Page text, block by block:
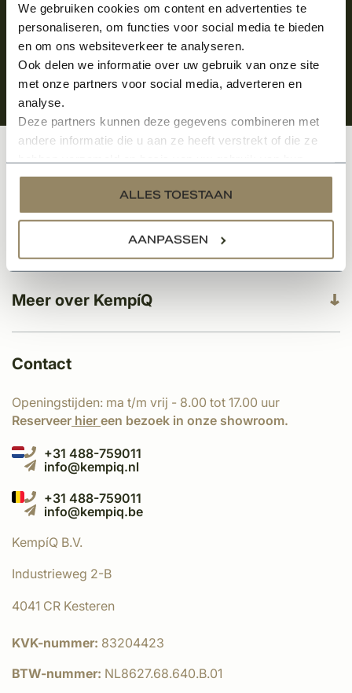
We gebruiken cookies om content en advertenties te
personaliseren, om functies voor social media te bieden
en om ons websiteverkeer te analyseren.
Ook delen we informatie over uw gebruik van onze site
met onze partners voor social media, adverteren en
analyse.
Deze partners kunnen deze gegevens combineren met
andere informatie die u aan ze heeft verstrekt of die ze
services.
ALLES TOESTAAN
AANPASSEN
Meer over KempíQ
Klantenservice
Contact
Openingstijden: ma t/m vrij - 8.00 tot 17.00 uur
Reserveer hier een bezoek in onze showroom.
+31 488-759011
info@kempiq.nl
+31 488-759011
info@kempiq.be
KempíQ B.V.
Industrieweg 2-B
4041 CR Kesteren
KVK-nummer: 83204423
BTW-nummer: NL8627.68.640.B.01